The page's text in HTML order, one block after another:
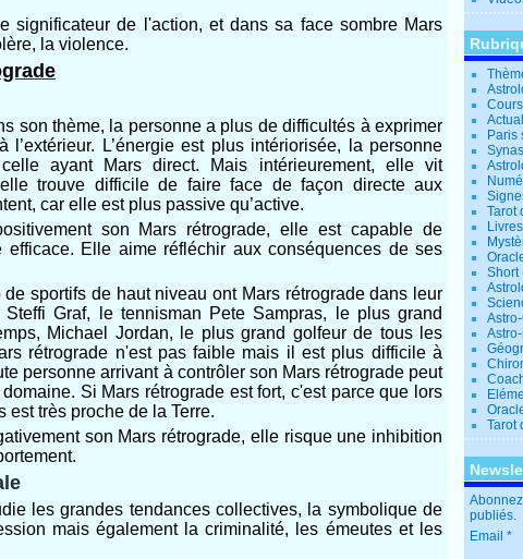
significateur de l'action, et dans sa face sombre Mars
la violence.
son thème, la personne a plus de difficultés à exprimer
l’extérieur. L’énergie est plus intériorisée, la personne
ayant Mars direct. Mais intérieurement, elle vit
trouve difficile de faire face de façon directe aux
car elle est plus passive qu’active.
son Mars rétrograde, elle est capable de
efficace. Elle aime réfléchir aux conséquences de ses
sportifs de haut niveau ont Mars rétrograde dans leur
Graf, le tennisman Pete Sampras, le plus grand
Michael Jordan, le plus grand golfeur de tous les
rétrograde n'est pas faible mais il est plus difficile à
personne arrivant à contrôler son Mars rétrograde peut
Si Mars rétrograde est fort, c'est parce que lors
est très proche de la Terre.
son Mars rétrograde, elle risque une inhibition
les grandes tendances collectives, la symbolique de
mais également la criminalité, les émeutes et les
Paris
Tarot
Short
Tarot
publiés.
Email